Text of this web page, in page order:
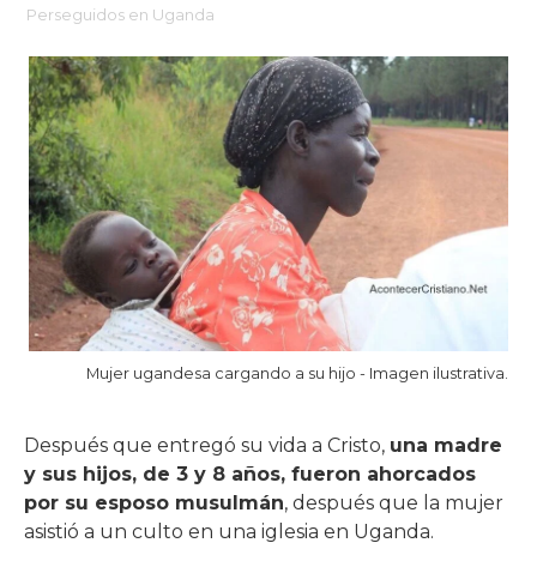
Perseguidos en Uganda
Mujer ugandesa cargando a su hijo - Imagen ilustrativa.
Después que entregó su vida a Cristo, una madre
y sus hijos, de 3 y 8 años, fueron ahorcados
por su esposo musulmán, después que la mujer
asistió a un culto en una iglesia en Uganda.